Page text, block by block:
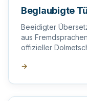
Beglaubigte
Beeidigter
aus
offizieller
→